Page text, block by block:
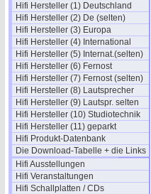
Hifi Hersteller (1) Deutschland
Hifi Hersteller (2) De (selten)
Hifi Hersteller (3) Europa
Hifi Hersteller (4) International
Hifi Hersteller (5) Internat.(selten)
Hifi Hersteller (6) Fernost
Hifi Hersteller (7) Fernost (selten)
Hifi Hersteller (8) Lautsprecher
Hifi Hersteller (9) Lautspr. selten
Hifi Hersteller (10) Studiotechnik
Hifi Hersteller (11) geparkt
Hifi Produkt-Datenbank
Die Download-Tabelle + die Links
Hifi Ausstellungen
Hifi Veranstaltungen
Hifi Schallplatten / CDs